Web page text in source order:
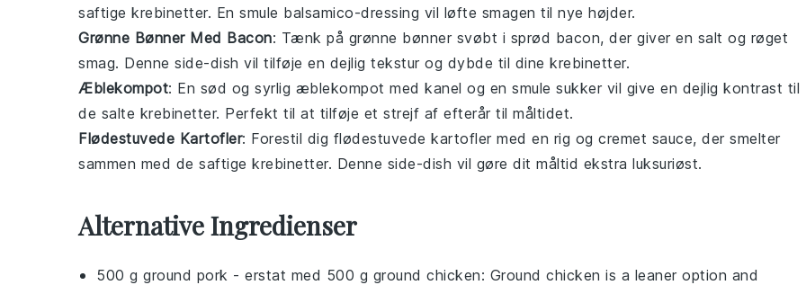
saftige krebinetter. En smule balsamico-dressing vil løfte smagen til nye højder.
Grønne Bønner Med Bacon: Tænk på grønne bønner svøbt i sprød bacon, der giver en salt og røget
smag. Denne side-dish vil tilføje en dejlig tekstur og dybde til dine krebinetter.
Æblekompot: En sød og syrlig æblekompot med kanel og en smule sukker vil give en dejlig kontrast til
de salte krebinetter. Perfekt til at tilføje et strejf af efterår til måltidet.
Flødestuvede Kartofler: Forestil dig flødestuvede kartofler med en rig og cremet sauce, der smelter
sammen med de saftige krebinetter. Denne side-dish vil gøre dit måltid ekstra luksuriøst.
Alternative Ingredienser
500 g ground pork - erstat med 500 g ground chicken: Ground chicken is a leaner option and